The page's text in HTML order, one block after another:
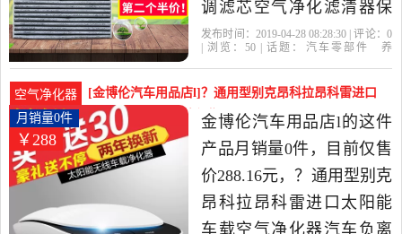
调滤芯空气净化滤清器保
养空气滤网格是2019年别
选汽车零部件,养护,美容,维
保当中性价比很高的其
他，由广东 广州发货。
发布时间：2019-04-28 08:28:30 | 评论： 0
| 浏览： 50 | 话题： 汽车零部件
养
空气净化器
[金博伦汽车用品店l]？通用型别克昂科拉昂科雷进口
太阳能车月销量0件仅售288.16元
￥288
月销量0件
金博伦汽车用品店l的这件
产品月销量0件，目前仅售
价288.16元，？通用型别克
昂科拉昂科雷进口太阳能
车载空气净化器汽车负离